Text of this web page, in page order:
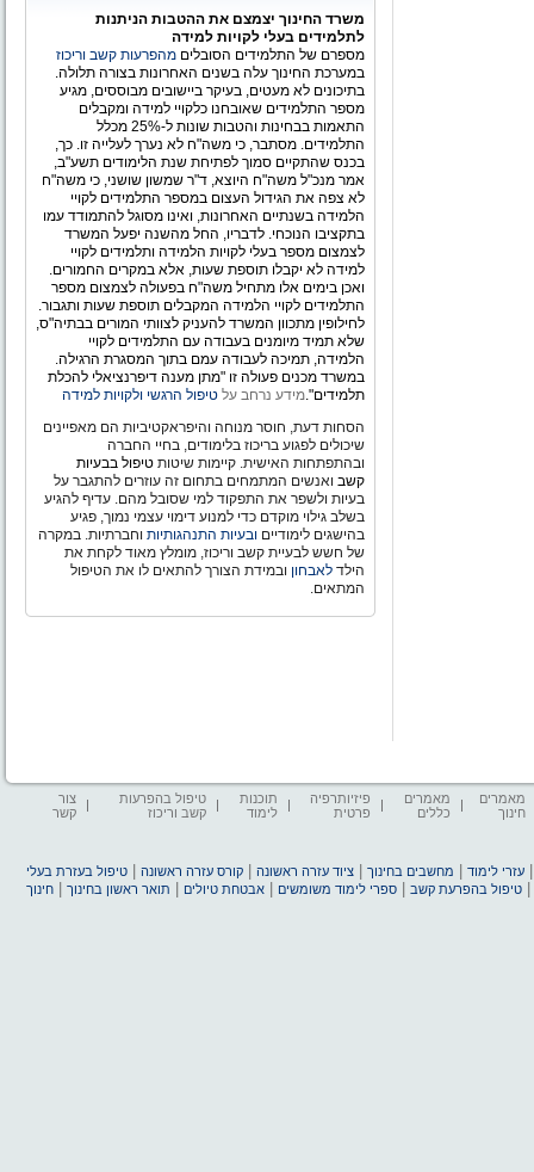
משרד החינוך יצמצם את ההטבות הניתנות
לתלמידים בעלי לקויות למידה
מספרם של התלמידים הסובלים מהפרעות קשב וריכוז
במערכת החינוך עלה בשנים האחרונות בצורה תלולה.
בתיכונים לא מעטים, בעיקר ביישובים מבוססים, מגיע
מספר התלמידים שאובחנו כלקויי למידה ומקבלים
התאמות בבחינות והטבות שונות ל-25% מכלל
התלמידים. מסתבר, כי משה"ח לא נערך לעלייה זו. כך,
בכנס שהתקיים סמוך לפתיחת שנת הלימודים תשע"ב,
אמר מנכ"ל משה"ח היוצא, ד"ר שמשון שושני, כי משה"ח
לא צפה את הגידול העצום במספר התלמידים לקויי
הלמידה בשנתיים האחרונות, ואינו מסוגל להתמודד עמו
בתקציבו הנוכחי. לדבריו, החל מהשנה יפעל המשרד
לצמצום מספר בעלי לקויות הלמידה ותלמידים לקויי
למידה לא יקבלו תוספת שעות, אלא במקרים החמורים.
ואכן בימים אלו מתחיל משה"ח בפעולה לצמצום מספר
התלמידים לקויי הלמידה המקבלים תוספת שעות ותגבור.
לחילופין מתכוון המשרד להעניק לצוותי המורים בבתיה"ס,
שלא תמיד מיומנים בעבודה עם התלמידים לקויי
הלמידה, תמיכה לעבודה עמם בתוך המסגרת הרגילה.
במשרד מכנים פעולה זו "מתן מענה דיפרנציאלי להכלת
תלמידים".מידע נרחב על טיפול הרגשי ולקויות למידה
הסחות דעת, חוסר מנוחה והיפראקטיביות הם מאפיינים
שיכולים לפגוע בריכוז בלימודים, בחיי החברה
ובהתפתחות האישית. קיימות שיטות טיפול בבעיות
קשב ואנשים המתמחים בתחום זה עוזרים להתגבר על
בעיות ולשפר את התפקוד למי שסובל מהם. עדיף להגיע
בשלב גילוי מוקדם כדי למנוע דימוי עצמי נמוך, פגיע
בהישגים לימודיים ובעיות התנהגותיות וחברתיות. במקרה
של חשש לבעיית קשב וריכוז, מומלץ מאוד לקחת את
הילד לאבחון ובמידת הצורך להתאים לו את הטיפול
המתאים.
מאמרים
חינוך
מאמרים
כללים
פיזיותרפיה
פרטית
תוכנות
לימוד
טיפול בהפרעות
קשב וריכוז
צור
קשר
עזרי לימוד מחשבים בחינוך |ציוד עזרה ראשונה |קורס עזרה ראשונה |טיפול בעזרת בעלי
|טיפול בהפרעת קשב |ספרי לימוד משומשים |אבטחת טיולים תואר ראשון בחינוך |חינוך